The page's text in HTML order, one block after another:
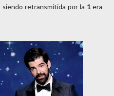
siendo retransmitida por la 1era